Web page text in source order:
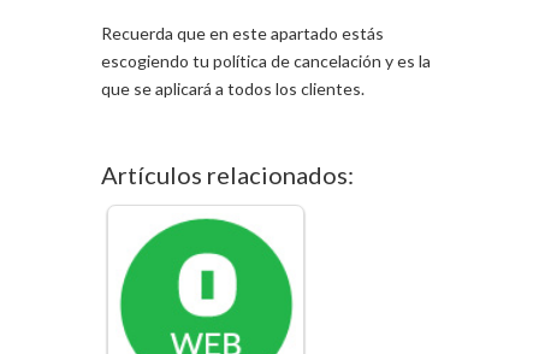
Recuerda que en este apartado estás
escogiendo tu política de cancelación y es la
que se aplicará a todos los clientes.
Artículos relacionados: